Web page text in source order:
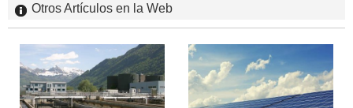
Otros Artículos en la Web